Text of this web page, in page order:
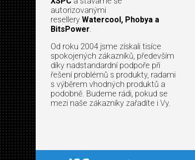
autorizovanými
resellery Watercool, Phobya a
BitsPower.
Od roku 2004 jsme získali tisíce
spokojených zákazníků, především
díky nadstandardní podpoře při
řešení problémů s produkty, radami
s výběrem vhodných produktů a
podobně. Budeme rádi, pokud se
mezi naše zákazníky zařadíte i Vy.